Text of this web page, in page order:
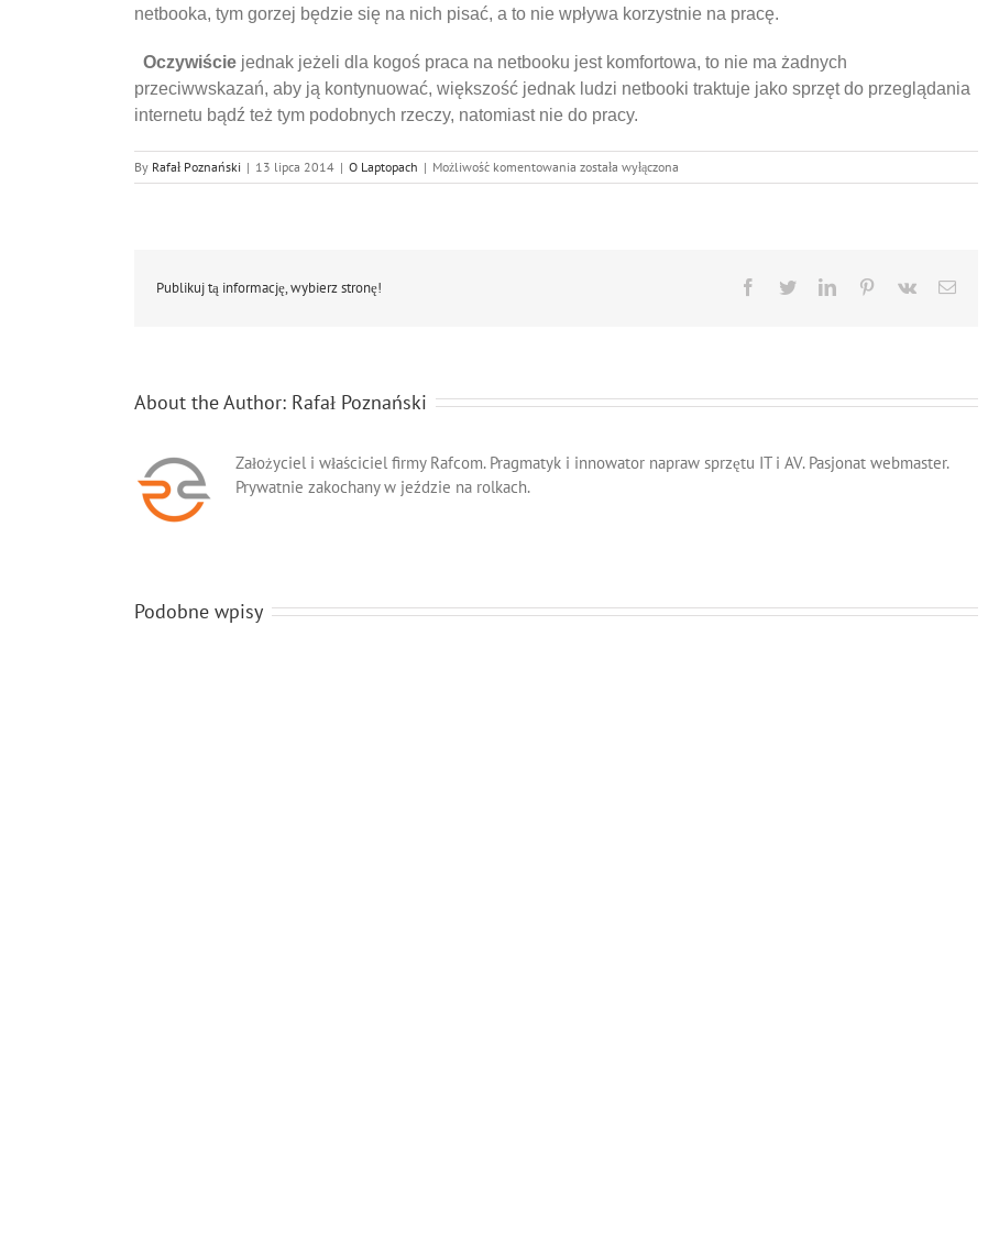
netbooka, tym gorzej będzie się na nich pisać, a to nie wpływa korzystnie na pracę.
Oczywiście jednak jeżeli dla kogoś praca na netbooku jest komfortowa, to nie ma żadnych
przeciwwskazań, aby ją kontynuować, większość jednak ludzi netbooki traktuje jako sprzęt do przeglądania
internetu bądź też tym podobnych rzeczy, natomiast nie do pracy.
By Rafał Poznański | 13 lipca 2014 | O Laptopach | Możliwość komentowania Czy
netbook
została wyłączona
Publikuj tą informację, wybierz stronę! Facebook
TwitterLinkedInPinterest
Vk Email
About the Author: Rafał Poznański
Założyciel i właściciel firmy Rafcom. Pragmatyk i innowator napraw sprzętu IT i AV. Pasjonat webmaster.
Prywatnie zakochany w jeździe na rolkach.
Podobne wpisy